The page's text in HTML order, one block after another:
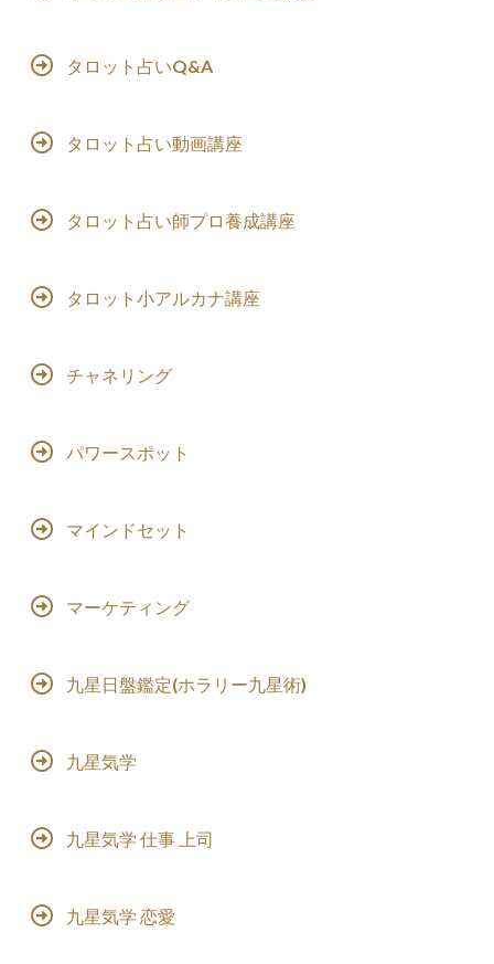
タロット占いQ&A
タロット占い動画講座
タロット占い師プロ養成講座
タロット小アルカナ講座
チャネリング
パワースポット
マインドセット
マーケティング
九星日盤鑑定(ホラリー九星術)
九星気学
九星気学 仕事 上司
九星気学 恋愛